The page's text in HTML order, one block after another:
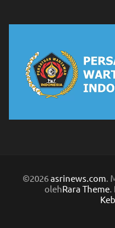
©2026asrinews.com .
olehRara Theme.